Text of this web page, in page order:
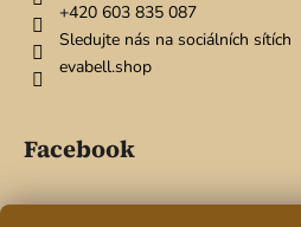
s
+420 603 835 087
Sledujte nás na sociálních sítích
evabell.shop
Facebook